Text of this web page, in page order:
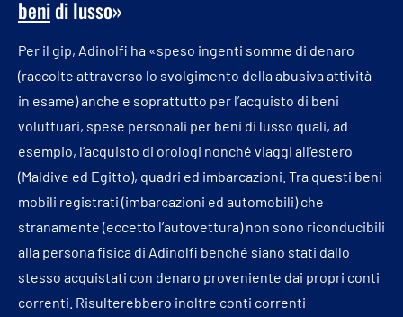
benidi lusso»
Per il gip, Adinolfi ha «speso ingenti somme di denaro
(raccolte attraverso lo svolgimento della abusiva attività
in esame) anche e soprattutto per l’acquisto di beni
voluttuari, spese personali per beni di lusso quali, ad
esempio, l’acquisto di orologi nonché viaggi all’estero
(Maldive ed Egitto), quadri ed imbarcazioni. Tra questi beni
mobili registrati (imbarcazioni ed automobili) che
stranamente (eccetto l’autovettura) non sono riconducibili
alla persona fisica di Adinolfi benché siano stati dallo
stesso acquistati con denaro proveniente dai propri conti
correnti. Risulterebbero inoltre conti correnti